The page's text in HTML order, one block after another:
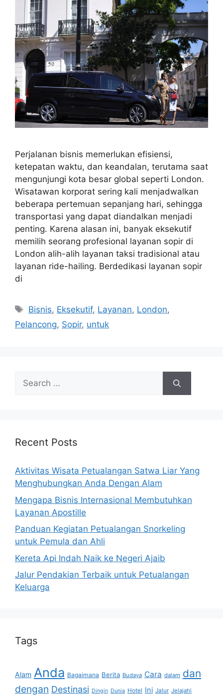
Perjalanan bisnis memerlukan efisiensi,
ketepatan waktu, dan keandalan, terutama saat
mengunjungi kota besar global seperti London.
Wisatawan korporat sering kali menjadwalkan
beberapa pertemuan sepanjang hari, sehingga
transportasi yang dapat diandalkan menjadi
penting. Karena alasan ini, banyak eksekutif
memilih seorang profesional layanan sopir di
London alih-alih layanan taksi tradisional atau
layanan ride-hailing. Berdedikasi layanan sopir
di
Tags
Bisnis, Eksekutif, Layanan, London,
Pelancong, Sopir, untuk
Search
for:
Recent Posts
Aktivitas Wisata Petualangan Satwa Liar Yang
Menghubungkan Anda Dengan Alam
Mengapa Bisnis Internasional Membutuhkan
Layanan Apostille
Panduan Kegiatan Petualangan Snorkeling
untuk Pemula dan Ahli
Kereta Api Indah Naik ke Negeri Ajaib
Jalur Pendakian Terbaik untuk Petualangan
Keluarga
Tags
Alam Anda Bagaimana Berita Budaya Cara dalam dan
dengan Destinasi Dingin Dunia Hotel Ini Jalur Jelajahi